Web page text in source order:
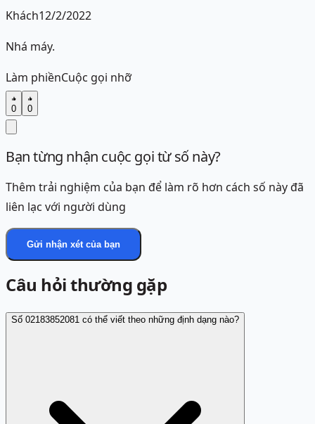
Khách12/2/2022
Nhá máy.
Làm phiềnCuộc gọi nhỡ
0 0
Bạn từng nhận cuộc gọi từ số này?
Thêm trải nghiệm của bạn để làm rõ hơn cách số này đã
liên lạc với người dùng
Gửi nhận xét của bạn
Câu hỏi thường gặp
Số 02183852081 có thể viết theo những định dạng nào?